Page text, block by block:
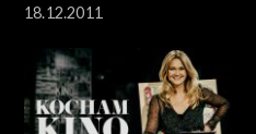
18.12.2011